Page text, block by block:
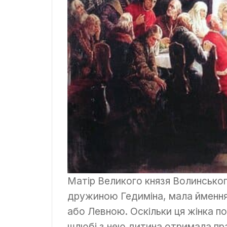
Матір Великого князя
дружиною Гедиміна, мала
або Левною. Оскільки ця жінка